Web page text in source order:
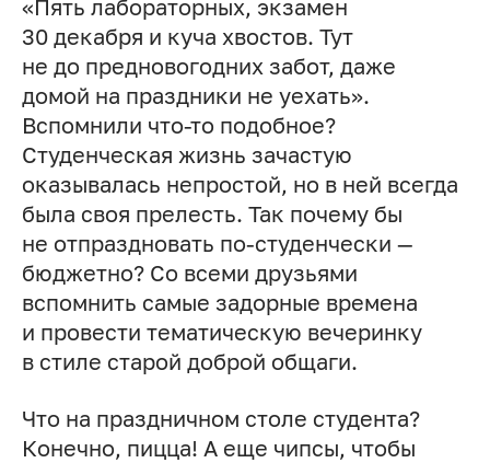
«Пять лабораторных, экзамен
30 декабря и куча хвостов. Тут
не до предновогодних забот, даже
домой на праздники не уехать».
Вспомнили что-то подобное?
Студенческая жизнь зачастую
оказывалась непростой, но в ней всегда
была своя прелесть. Так почему бы
не отпраздновать по-студенчески —
бюджетно? Со всеми друзьями
вспомнить самые задорные времена
и провести тематическую вечеринку
в стиле старой доброй общаги.
Что на праздничном столе студента?
Конечно, пицца! А еще чипсы, чтобы